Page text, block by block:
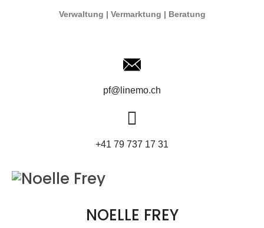
Verwaltung | Vermarktung | Beratung
pf@linemo.ch
+41 79 737 17 31
NOELLE FREY